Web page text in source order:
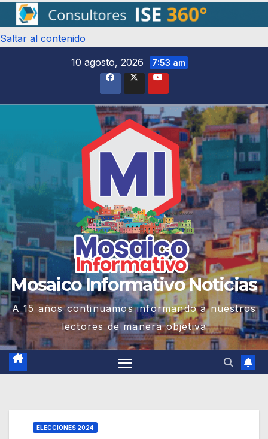
Saltar al contenido
10 agosto, 2026
7:53 am
Mosaico Informativo Noticias
A 15 años continuamos informando a nuestros
lectores de manera objetiva
ELECCIONES 2024